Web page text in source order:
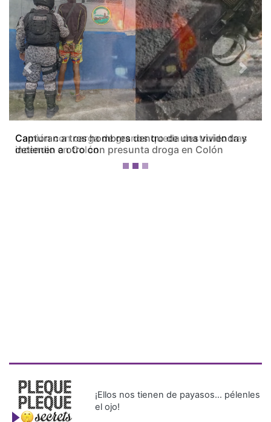
Camión con carga de granos queda destruido tras
incendio en Colón
Previous Next
¡Ellos nos tienen de payasos… pélenles
el ojo!